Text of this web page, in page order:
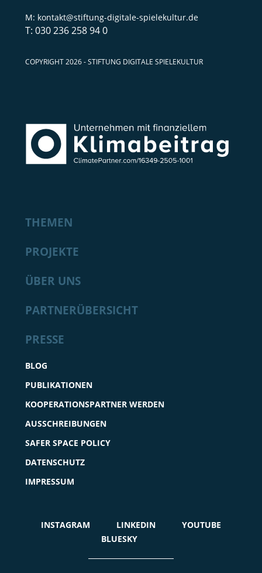
kontakt@stiftung-digitale-spielekultur.de
030 236 258 94 0
COPYRIGHT 2026 - STIFTUNG DIGITALE SPIELEKULTUR
THEMEN
PROJEKTE
ÜBER UNS
PARTNERÜBERSICHT
PRESSE
BLOG
PUBLIKATIONEN
KOOPERATIONSPARTNER WERDEN
AUSSCHREIBUNGEN
SAFER SPACE POLICY
DATENSCHUTZ
IMPRESSUM
INSTAGRAM LINKEDIN
YOUTUBE
BLUESKY